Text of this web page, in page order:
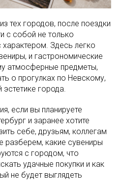
тех городов, после поездки
с собой не только
Здесь легко
и гастрономические
атмосферные предметы,
о прогулках по Невскому,
города.
если вы планируете
и заранее хотите
себе, друзьям, коллегам
разберем, какие сувениры
с городом, что
удачные покупки и как
не будет выглядеть